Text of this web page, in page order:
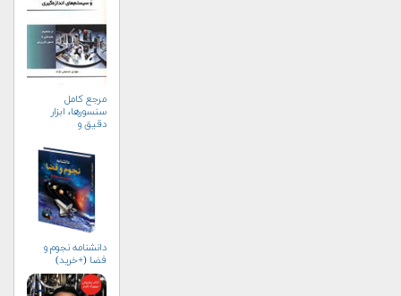
مرجع کامل
سنسورها، ابزار
دقیق و
اندازه‌گیری
دانشنامه نجوم و
فضا (+خرید)